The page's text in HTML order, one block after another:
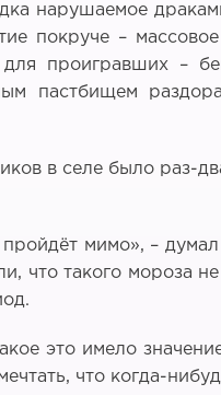
нарушаемое
покруче –
для проигравших –
пастбищем
в селе было раз-
пройдёт мимо», –
что такого мороза
это имело
что когда-